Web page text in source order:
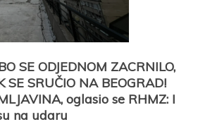
SE ODJEDNOM ZACRNILO,
SE SRUČIO NA BEOGRAD!
oglasio se RHMZ: I
na udaru